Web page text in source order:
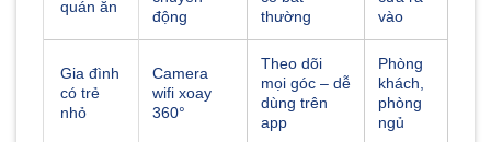
quán ăn
động
thường
vào
Gia đình
có trẻ
nhỏ
Camera
wifi xoay
360°
Theo dõi
mọi góc – dễ
dùng trên
app
Phòng
khách,
phòng
ngủ